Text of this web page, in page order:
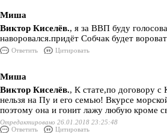
Миша
Виктор Киселёв., я за ВВП буду
наворовался.придёт Собчак будет
Ответить Цитировать
Миша
Виктор Киселёв., К стате,по договору с
нельзя на Пу и его семью! Вкурсе
поэтому она и гонит лажу любую кроме
Отредактировано 26.01.2018 23:25:48
Ответить
Цитировать